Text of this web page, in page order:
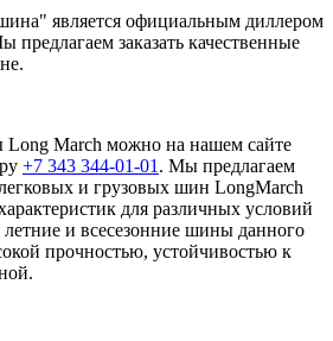
является официальным диллером
заказать качественные
March можно на нашем сайте
+7 343 344-01-01 . Мы предлагаем
и грузовых шин LongMarch
для различных условий
и всесезонние шины данного
прочностью, устойчивостью к